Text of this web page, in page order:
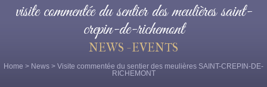
visite commentée du sentier des meulières saint-
crepin-de-richemont
NEWS - EVENTS
Home > News > Visite commentée du sentier des meulières SAINT-CREPIN-DE-
RICHEMONT